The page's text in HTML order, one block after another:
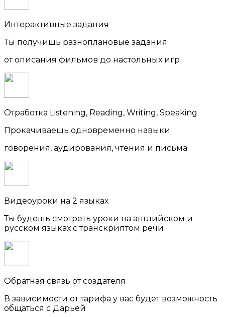
Интерактивные задания
Ты получишь разноплановые задания
от описания фильмов до настольных игр
Отработка Listening, Reading, Writing, Speaking
Прокачиваешь одновременно навыки
говорения, аудирования, чтения и письма
Видеоуроки на 2 языках
Ты будешь смотреть уроки на английском и
русском языках с транскриптом речи
Обратная связь от создателя
В зависимости от тарифа у вас будет возможность
общаться с Дарьей